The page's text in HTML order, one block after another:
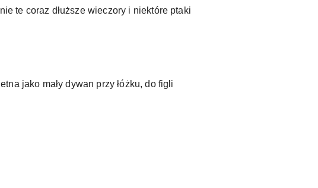
te coraz dłuższe wieczory i niektóre ptaki
jako mały dywan przy łóżku, do figli